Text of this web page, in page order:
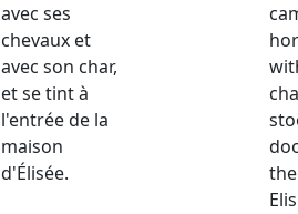
avec ses
chevaux et
avec son char,
et se tint à
l'entrée de la
maison
d'Élisée.